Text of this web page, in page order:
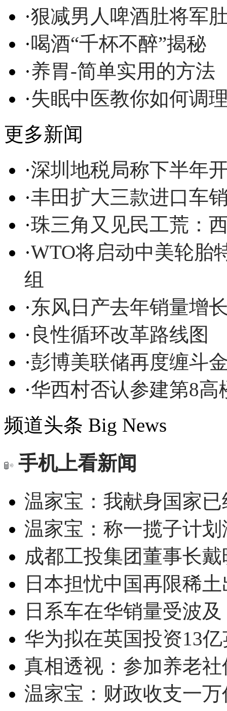
·狠减男人啤酒肚将军
·喝酒“千杯不醉”揭秘
·养胃-简单实用的方法
·失眠中医教你如何调
更多新闻
·深圳地税局称下半年
·丰田扩大三款进口车
·珠三角又见民工荒：
·WTO将启动中美轮胎
组
·东风日产去年销量增
· 良性循环改革路线图
·彭博美联储再度缠斗
·华西村否认参建第8高
频道头条 Big News
手机上看新闻
温家宝：我献身国家
温家宝：称一揽子计
成都工投集团董事长
日本担忧中国再限稀
日系车在华销量受波
华为拟在英国投资13
真相透视：参加养老
温家宝：财政收支一